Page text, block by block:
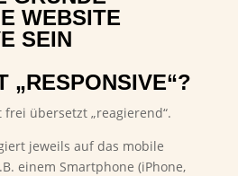
„RESPONSIVE“?
frei übersetzt „reagierend“.
jeweils auf das mobile
einem Smartphone (iPhone,